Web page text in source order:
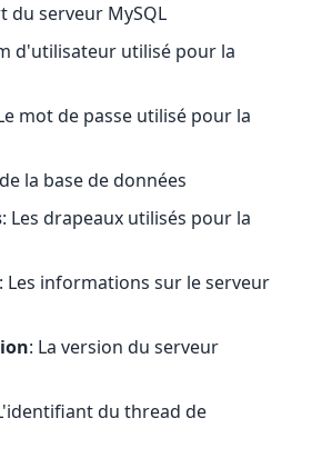
du serveur MySQL
d'utilisateur utilisé pour la
mot de passe utilisé pour la
la base de données
: Les drapeaux utilisés pour la
: Les informations sur le serveur
: La version du serveur
du thread de